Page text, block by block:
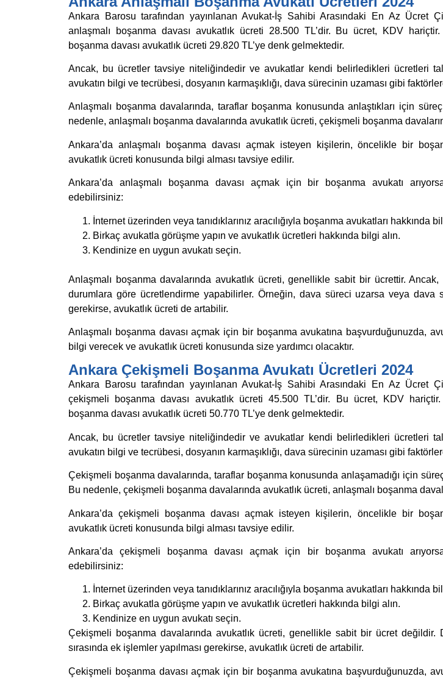
Ankara Barosu tarafından yayınlanan Avukat-İş Sahibi Arasındaki En Az Ücret
anlaşmalı boşanma davası avukatlık ücreti 28.500 TL’dir. Bu ücret, KDV
boşanma davası avukatlık ücreti 29.820 TL’ye denk gelmektedir.
Ancak, bu ücretler tavsiye niteliğindedir ve avukatlar kendi belirledikleri ücretleri
avukatın bilgi ve tecrübesi, dosyanın karmaşıklığı, dava sürecinin uzaması gibi
Anlaşmalı boşanma davalarında, taraflar boşanma konusunda anlaştıkları için
nedenle, anlaşmalı boşanma davalarında avukatlık ücreti, çekişmeli boşanma
Ankara’da anlaşmalı boşanma davası açmak isteyen kişilerin, öncelikle bir
avukatlık ücreti konusunda bilgi alması tavsiye edilir.
Ankara’da anlaşmalı boşanma davası açmak için bir boşanma avukatı
edebilirsiniz:
İnternet üzerinden veya tanıdıklarınız aracılığıyla boşanma avukatları hakkında
Birkaç avukatla görüşme yapın ve avukatlık ücretleri hakkında bilgi alın.
Kendinize en uygun avukatı seçin.
Anlaşmalı boşanma davalarında avukatlık ücreti, genellikle sabit bir ücrettir. Ancak,
durumlara göre ücretlendirme yapabilirler. Örneğin, dava süreci uzarsa veya dava
gerekirse, avukatlık ücreti de artabilir.
Anlaşmalı boşanma davası açmak için bir boşanma avukatına başvurduğunuzda,
bilgi verecek ve avukatlık ücreti konusunda size yardımcı olacaktır.
Ankara Çekişmeli Boşanma Avukatı Ücretleri 2024
Ankara Barosu tarafından yayınlanan Avukat-İş Sahibi Arasındaki En Az Ücret
çekişmeli boşanma davası avukatlık ücreti 45.500 TL’dir. Bu ücret, KDV
boşanma davası avukatlık ücreti 50.770 TL’ye denk gelmektedir.
Ancak, bu ücretler tavsiye niteliğindedir ve avukatlar kendi belirledikleri ücretleri
avukatın bilgi ve tecrübesi, dosyanın karmaşıklığı, dava sürecinin uzaması gibi
Çekişmeli boşanma davalarında, taraflar boşanma konusunda anlaşamadığı için
Bu nedenle, çekişmeli boşanma davalarında avukatlık ücreti, anlaşmalı boşanma
Ankara’da çekişmeli boşanma davası açmak isteyen kişilerin, öncelikle bir
avukatlık ücreti konusunda bilgi alması tavsiye edilir.
Ankara’da çekişmeli boşanma davası açmak için bir boşanma avukatı
edebilirsiniz:
İnternet üzerinden veya tanıdıklarınız aracılığıyla boşanma avukatları hakkında
Birkaç avukatla görüşme yapın ve avukatlık ücretleri hakkında bilgi alın.
Kendinize en uygun avukatı seçin.
Çekişmeli boşanma davalarında avukatlık ücreti, genellikle sabit bir ücret
sırasında ek işlemler yapılması gerekirse, avukatlık ücreti de artabilir.
Çekişmeli boşanma davası açmak için bir boşanma avukatına başvurduğunuzda,